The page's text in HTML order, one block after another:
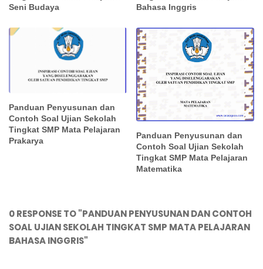
Seni Budaya
Bahasa Inggris
Panduan Penyusunan dan
Contoh Soal Ujian Sekolah
Tingkat SMP Mata Pelajaran
Prakarya
Panduan Penyusunan dan
Contoh Soal Ujian Sekolah
Tingkat SMP Mata Pelajaran
Matematika
0 RESPONSE TO "PANDUAN PENYUSUNAN DAN CONTOH
SOAL UJIAN SEKOLAH TINGKAT SMP MATA PELAJARAN
BAHASA INGGRIS"